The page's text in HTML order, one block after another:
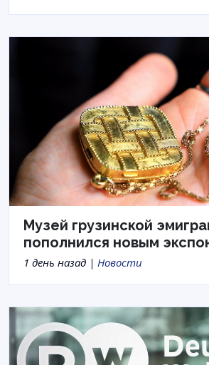
Музей грузинской
пополнился новым
1 день назад | Новости